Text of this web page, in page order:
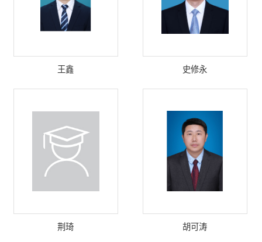
王鑫 史修永
荆琦 胡可涛